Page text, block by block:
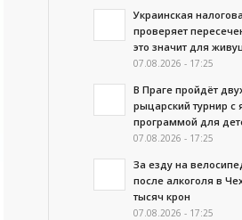
Украинская
проверяет
это значит для
07.08.2026 - 17:25
В Праге пройдёт
рыцарский турнир с
программой для
07.08.2026 - 17:25
За езду на
после алкоголя в
тысяч крон
07.08.2026 - 17:25